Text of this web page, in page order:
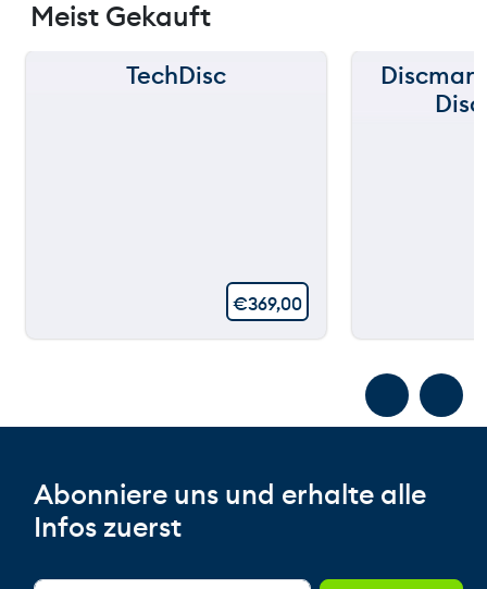
Meist Gekauft
TechDisc
€369,00
Abonniere uns und erhalte alle
Infos zuerst